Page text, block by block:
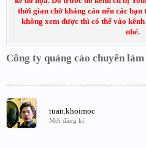
thời gian chờ kháng cáo nếu các
không xem được thì có thể vào
nhé.
Công ty quảng cáo chuyên
tuan.khoimoc
Mới đăng kí